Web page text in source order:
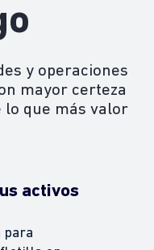
y operaciones
mayor certeza
que más valor
activos
para